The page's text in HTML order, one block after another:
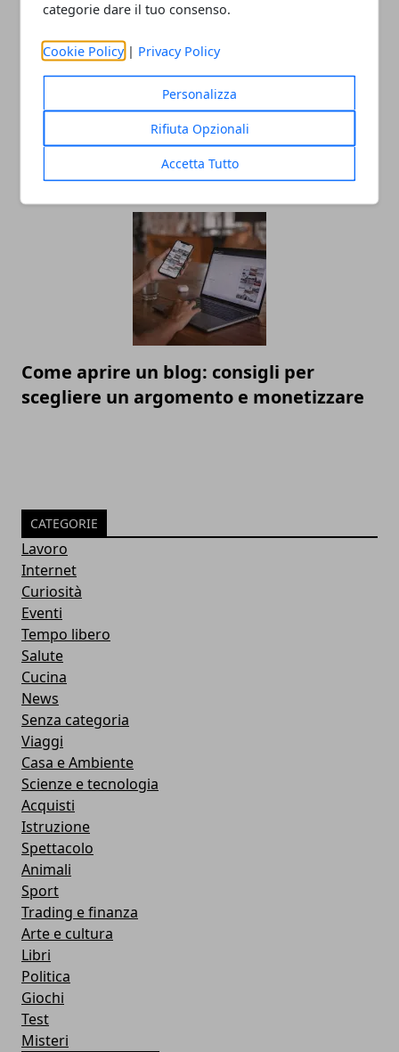
categorie dare il tuo consenso.
Cookie Policy | Privacy Policy
Personalizza
Rifiuta Opzionali
Accetta Tutto
Linea di moda: gli errori da non fare
prima del lancio
Come aprire un blog: consigli per
scegliere un argomento e monetizzare
CATEGORIE
Lavoro
Internet
Curiosità
Eventi
Tempo libero
Salute
Cucina
News
Senza categoria
Viaggi
Casa e Ambiente
Scienze e tecnologia
Acquisti
Istruzione
Spettacolo
Animali
Sport
Trading e finanza
Arte e cultura
Libri
Politica
Giochi
Test
Misteri